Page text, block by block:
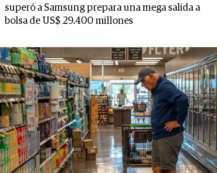
superó a Samsung prepara una mega salida a
bolsa de US$ 29.400 millones